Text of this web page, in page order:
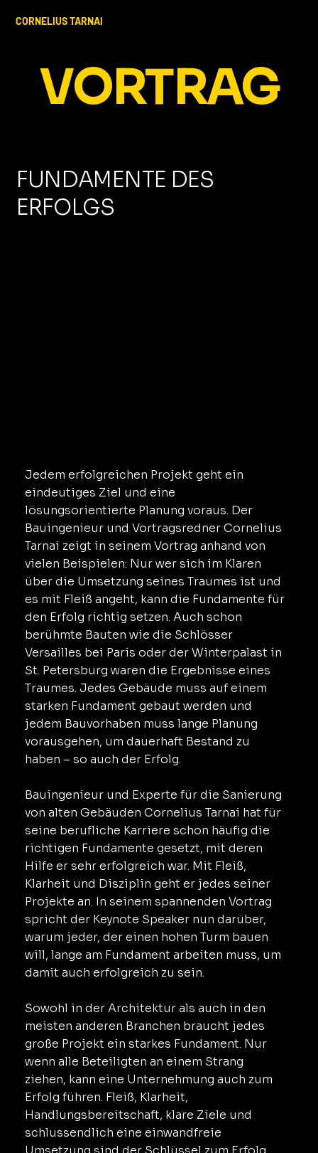
CORNELIUS TARNAI
VORTRAG
FUNDAMENTE DES
ERFOLGS
Jedem erfolgreichen Projekt geht ein
eindeutiges Ziel und eine
lösungsorientierte Planung voraus. Der
Bauingenieur und Vortragsredner Cornelius
Tarnai zeigt in seinem Vortrag anhand von
vielen Beispielen: Nur wer sich im Klaren
über die Umsetzung seines Traumes ist und
es mit Fleiß angeht, kann die Fundamente für
den Erfolg richtig setzen. Auch schon
berühmte Bauten wie die Schlösser
Versailles bei Paris oder der Winterpalast in
St. Petersburg waren die Ergebnisse eines
Traumes. Jedes Gebäude muss auf einem
starken Fundament gebaut werden und
jedem Bauvorhaben muss lange Planung
vorausgehen, um dauerhaft Bestand zu
haben – so auch der Erfolg.
Bauingenieur und Experte für die Sanierung
von alten Gebäuden Cornelius Tarnai hat für
seine berufliche Karriere schon häufig die
richtigen Fundamente gesetzt, mit deren
Hilfe er sehr erfolgreich war. Mit Fleiß,
Klarheit und Disziplin geht er jedes seiner
Projekte an. In seinem spannenden Vortrag
spricht der Keynote Speaker nun darüber,
warum jeder, der einen hohen Turm bauen
will, lange am Fundament arbeiten muss, um
damit auch erfolgreich zu sein.
Sowohl in der Architektur als auch in den
meisten anderen Branchen braucht jedes
große Projekt ein starkes Fundament. Nur
wenn alle Beteiligten an einem Strang
ziehen, kann eine Unternehmung auch zum
Erfolg führen. Fleiß, Klarheit,
Handlungsbereitschaft, klare Ziele und
schlussendlich eine einwandfreie